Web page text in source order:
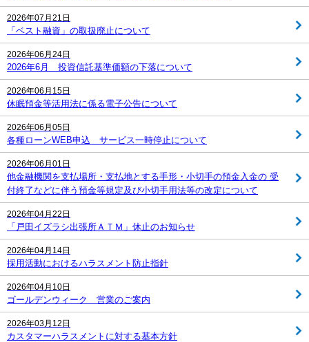
2026年07月21日
「ベスト融資」の取扱廃止について
2026年06月24日
2026年6月 投資信託基準価額の下落について
2026年06月15日
休眠預金等活用法に係る電子公告について
2026年06月05日
各種ローンWEB申込 サービス一時停止について
2026年06月01日
他金融機関を支払場所・支払地とする手形・小切手の預金入金の 受
付終了などに伴う預金等規定及び小切手用法等の改定について
2026年04月22日
「戸田イズラシ出張所ＡＴＭ」休止のお知らせ
2026年04月14日
採用活動におけるハラスメント防止指針
2026年04月10日
ゴールデンウィーク 営業のご案内
2026年03月12日
カスタマーハラスメントに対する基本方針